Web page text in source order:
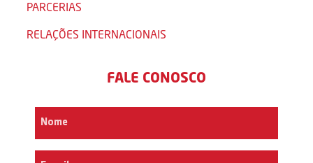
PARCERIAS
RELAÇÕES INTERNACIONAIS
FALE CONOSCO